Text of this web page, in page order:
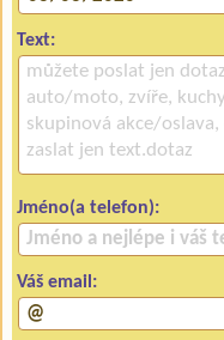
Text:
Jméno(a telefon):
Váš email: